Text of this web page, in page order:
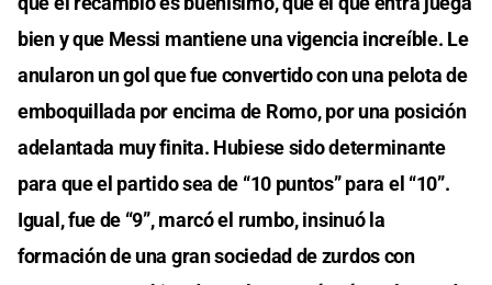
bien y que Messi mantiene una vigencia increíble. Le
anularon un gol que fue convertido con una pelota de
emboquillada por encima de Romo, por una posición
adelantada muy finita. Hubiese sido determinante
para que el partido sea de “10 puntos” para el “10”.
Igual, fue de “9”, marcó el rumbo, insinuó la
formación de una gran sociedad de zurdos con